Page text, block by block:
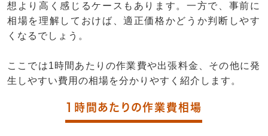
想より高く感じるケースもあります。一方で、事前に
相場を理解しておけば、適正価格かどうか判断しやす
くなるでしょう。
ここでは1時間あたりの作業費や出張料金、その他に発
生しやすい費用の相場を分かりやすく紹介します。
1時間あたりの作業費相場